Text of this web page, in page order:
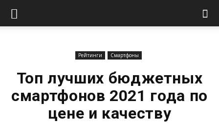
Рейтинги Смартфоны
Топ лучших бюджетных
смартфонов 2021 года по
цене и качеству